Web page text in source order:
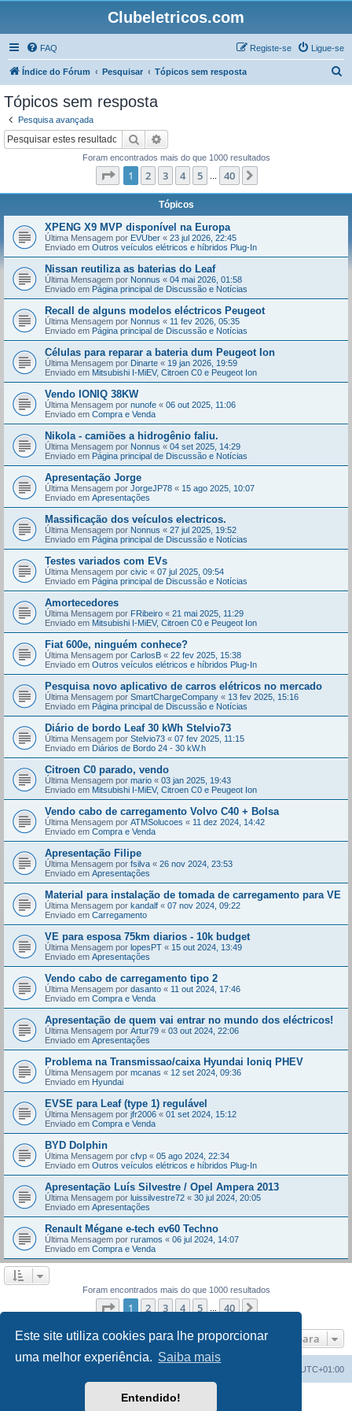
Este site utiliza cookies para lhe proporcionar
uma melhor experiência. Saiba mais
Entendido!
Clubeletricos.com
FAQ Ligue-se
Registe-se
Índice do Fórum Pesquisar Tópicos sem resposta
Tópicos sem resposta
Pesquisa avançada
Pesquisar
Foram encontrados mais do que 1000 resultados
Página de 40
1 2 3 4 5 40
Tópicos
XPENG X9 MVP disponível na Europa
Última Mensagem por EVUber « 23 jul 2026, 22:45
Enviado em Outros veículos elétricos e híbridos Plug-In
Nissan reutiliza as baterias do Leaf
Última Mensagem por Nonnus « 04 mai 2026, 01:58
Enviado em Página principal de Discussão e Notícias
Recall de alguns modelos eléctricos Peugeot
Última Mensagem por Nonnus « 11 fev 2026, 05:35
Enviado em Página principal de Discussão e Notícias
Células para reparar a bateria dum Peugeot Ion
Última Mensagem por Dinarte « 19 jan 2026, 19:59
Enviado em Mitsubishi I-MiEV, Citroen C0 e Peugeot Ion
Vendo IONIQ 38KW
Última Mensagem por nunofe « 06 out 2025, 11:06
Enviado em Compra e Venda
Nikola - camiões a hidrogênio faliu.
Última Mensagem por Nonnus « 04 set 2025, 14:29
Enviado em Página principal de Discussão e Notícias
Apresentação Jorge
Última Mensagem por JorgeJP78 « 15 ago 2025, 10:07
Enviado em Apresentações
Massificação dos veículos electricos.
Última Mensagem por Nonnus « 27 jul 2025, 19:52
Enviado em Página principal de Discussão e Notícias
Testes variados com EVs
Última Mensagem por civic « 07 jul 2025, 09:54
Enviado em Página principal de Discussão e Notícias
Amortecedores
Última Mensagem por FRibeiro « 21 mai 2025, 11:29
Enviado em Mitsubishi I-MiEV, Citroen C0 e Peugeot Ion
Fiat 600e, ninguém conhece?
Última Mensagem por CarlosB « 22 fev 2025, 15:38
Enviado em Outros veículos elétricos e híbridos Plug-In
Pesquisa novo aplicativo de carros elétricos no mercado
Última Mensagem por SmartChargeCompany « 13 fev 2025, 15:16
Enviado em Página principal de Discussão e Notícias
Diário de bordo Leaf 30 kWh Stelvio73
Última Mensagem por Stelvio73 « 07 fev 2025, 11:15
Enviado em Diários de Bordo 24 - 30 kW.h
Citroen C0 parado, vendo
Última Mensagem por mario « 03 jan 2025, 19:43
Enviado em Mitsubishi I-MiEV, Citroen C0 e Peugeot Ion
Vendo cabo de carregamento Volvo C40 + Bolsa
Última Mensagem por ATMSolucoes « 11 dez 2024, 14:42
Enviado em Compra e Venda
Apresentação Filipe
Última Mensagem por fsilva « 26 nov 2024, 23:53
Enviado em Apresentações
Material para instalação de tomada de carregamento para VE
Última Mensagem por kandalf « 07 nov 2024, 09:22
Enviado em Carregamento
VE para esposa 75km diarios - 10k budget
Última Mensagem por lopesPT « 15 out 2024, 13:49
Enviado em Apresentações
Vendo cabo de carregamento tipo 2
Última Mensagem por dasanto « 11 out 2024, 17:46
Enviado em Compra e Venda
Apresentação de quem vai entrar no mundo dos eléctricos!
Última Mensagem por Artur79 « 03 out 2024, 22:06
Enviado em Apresentações
Problema na Transmissao/caixa Hyundai Ioniq PHEV
Última Mensagem por mcanas « 12 set 2024, 09:36
Enviado em Hyundai
EVSE para Leaf (type 1) regulável
Última Mensagem por jfr2006 « 01 set 2024, 15:12
Enviado em Compra e Venda
BYD Dolphin
Última Mensagem por cfvp « 05 ago 2024, 22:34
Enviado em Outros veículos elétricos e híbridos Plug-In
Apresentação Luís Silvestre / Opel Ampera 2013
Última Mensagem por luissilvestre72 « 30 jul 2024, 20:05
Enviado em Apresentações
Renault Mégane e-tech ev60 Techno
Última Mensagem por ruramos « 06 jul 2024, 14:07
Enviado em Compra e Venda
Foram encontrados mais do que 1000 resultados
Página de 40
1 2 3 4 5 40
Ir para
UTC+01:00
Desenvolvido porphpBB® Forum Software © phpBB Limited